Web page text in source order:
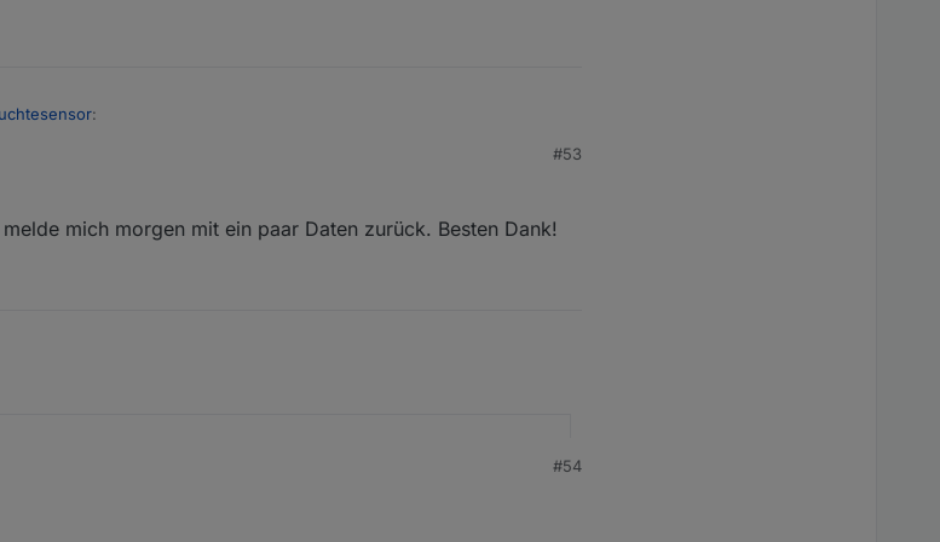
:
nichts dazu sagen.
#53
mich morgen mit ein paar Daten zurück. Besten Dank!
#54